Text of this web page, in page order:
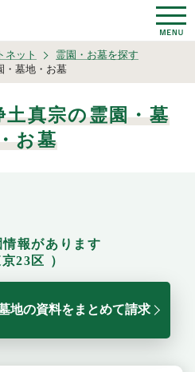
ネット
霊園・お墓を探す
・墓地・お墓
土真宗の霊園・墓
お墓
情報があります
京23区 ）
地の資料をまとめて請求